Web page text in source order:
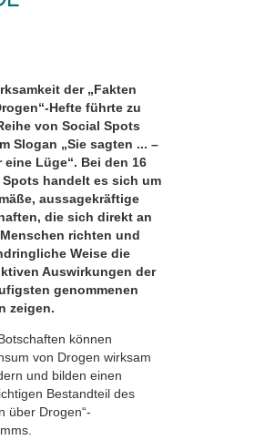
der „Fakten
Hefte führte zu
von Social Spots
Slogan „Sie sagten ... –
eine Lüge“. Bei den 16
Spots handelt es sich um
aussagekräftige
die sich direkt an
richten und
Weise die
Auswirkungen der
genommenen
zeigen.
können
von Drogen wirksam
und bilden einen
Bestandteil des
über Drogen“-